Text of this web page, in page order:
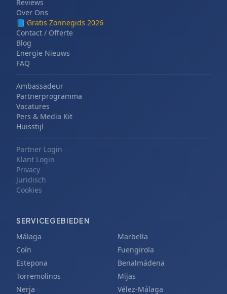
Reviews
Over Ons
📘 Gratis Zonnegids 2026
Contact / Offerte
Blog
Energie Nieuws
FAQ
Ambassadeur
Partnerprogramma
Vacatures
Pers & Media Kit
Huisstijl
Partner Login
Klant Login
Privacy
Juridisch
Cookies
SERVICEGEBIEDEN
Málaga
Marbella
Coín
Fuengirola
Estepona
Benalmádena
Torremolinos
Mijas
Nerja
Vélez-Málaga